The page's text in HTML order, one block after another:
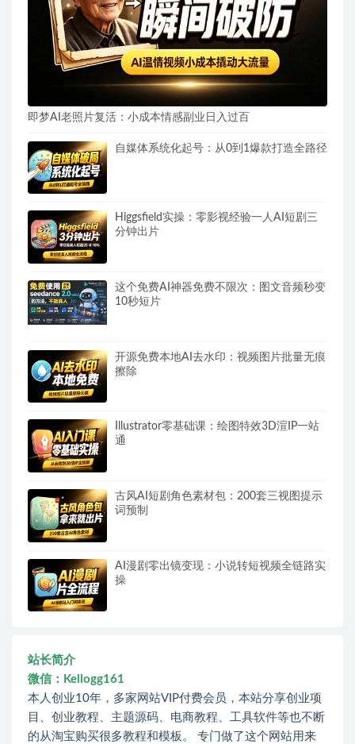
即梦AI老照片复活：小成本情感副业日入过百
自媒体系统化起号：从0到1爆款打造全路径
Higgsfield实操：零影视经验一人AI短剧三
分钟出片
这个免费AI神器免费不限次：图文音频秒变
10秒短片
开源免费本地AI去水印：视频图片批量无痕
擦除
Illustrator零基础课：绘图特效3D渲IP一站
通
古风AI短剧角色素材包：200套三视图提示
词预制
AI漫剧零出镜变现：小说转短视频全链路实
操
站长简介
微信：Kellogg161
本人创业10年，多家网站VIP付费会员，本站分享创业项
目、创业教程、主题源码、电商教程、工具软件等也不断
的从淘宝购买很多教程和模板。 专门做了这个网站用来